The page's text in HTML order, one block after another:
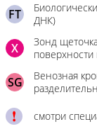
FT
ДНК)
X
Зонд
SG
Венозная
смотри